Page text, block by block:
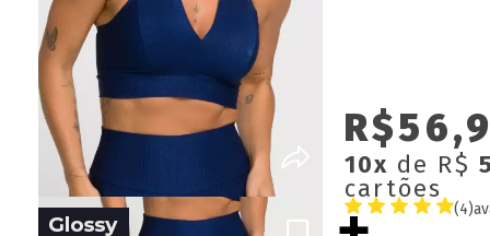
10x de R$
cartões
(4)